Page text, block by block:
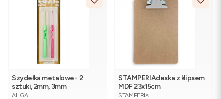
Szydełka metalowe - 2
sztuki, 2mm, 3mm
PRODUCENT
ALIGA
STAMPERIAdeska z klipsem
MDF 23x15cm
PRODUCENT
STAMPERIA